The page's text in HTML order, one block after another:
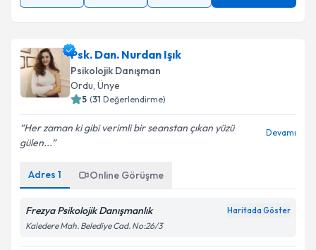
Psk. Dan. Nurdan Işık
Psikolojik Danışman
Ordu, Ünye
5 (31 Değerlendirme)
Her zaman ki gibi verimli bir seanstan çıkan yüzü
gülen...
Devamı
Adres 1 Online Görüşme
Frezya Psikolojik Danışmanlık Haritada Göster
Kaledere Mah. Belediye Cad. No:26/3